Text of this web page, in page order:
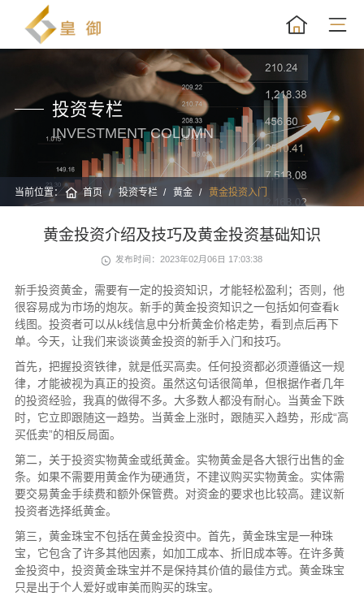
投资专栏
INVESTMENT COLUMN
当前位置： 首页 投资专栏 黄金 黄金投资入门
黄金投资介绍及技巧及黄金投资基础知识
发布时间：2023年02月06日 17:03:38
新手投资黄金，需要有一定的投资知识，才能轻松盈利；否则，他
很容易成为市场的炮灰。新手的黄金投资知识之一包括如何查看k
线图。投资者可以从k线信息中分析黄金价格走势，看到点后再下
单。今天，让我们来谈谈黄金投资的新手入门和技巧。
首先，把握投资铁律，就是低买高卖。任何投资都必须遵循这一规
律，才能被视为真正的投资。虽然这句话很简单，但根据作者几年
的投资经验，我真的做得不多。大多数人都没有耐心。当黄金下跌
时，它立即跟随这一趋势。当黄金上涨时，跟随买入趋势，形成“高
买低卖”的相反局面。
第二，关于投资实物黄金或纸黄金。实物黄金是各大银行出售的金
条。如果不需要用黄金作为硬通货，不建议购买实物黄金。实体需
要交易黄金手续费和额外保管费。对资金的要求也比较高。建议新
投资者选择纸黄金。
第三，黄金珠宝不包括在黄金投资中。首先，黄金珠宝是一种珠
宝，它包含了许多其他因素，如加工成本、折旧成本等。在许多黄
金投资中，投资黄金珠宝并不是保持其价值的最佳方式。黄金珠宝
只是出于个人爱好或审美而购买的珠宝。